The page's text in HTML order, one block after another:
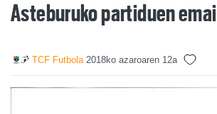
Asteburuko partiduen
TCF Futbola 2018ko azaroaren 12a